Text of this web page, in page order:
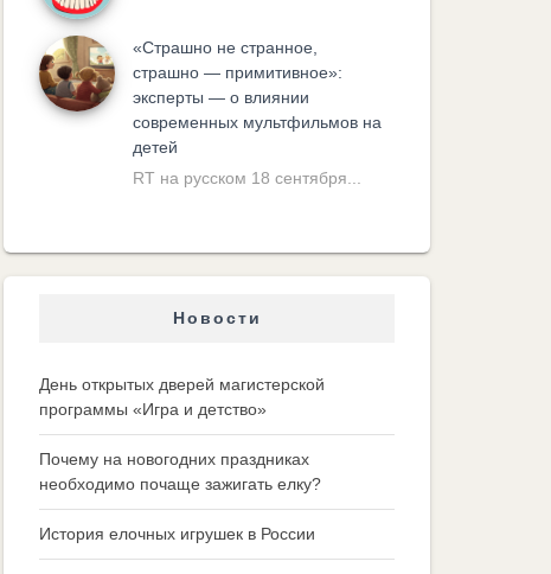
«Cтрашно не странное,
страшно — примитивное»:
эксперты — о влиянии
современных мультфильмов на
детей
RT на русском 18 сентября...
Новости
День открытых дверей магистерской
программы «Игра и детство»
Почему на новогодних праздниках
необходимо почаще зажигать елку?
История елочных игрушек в России